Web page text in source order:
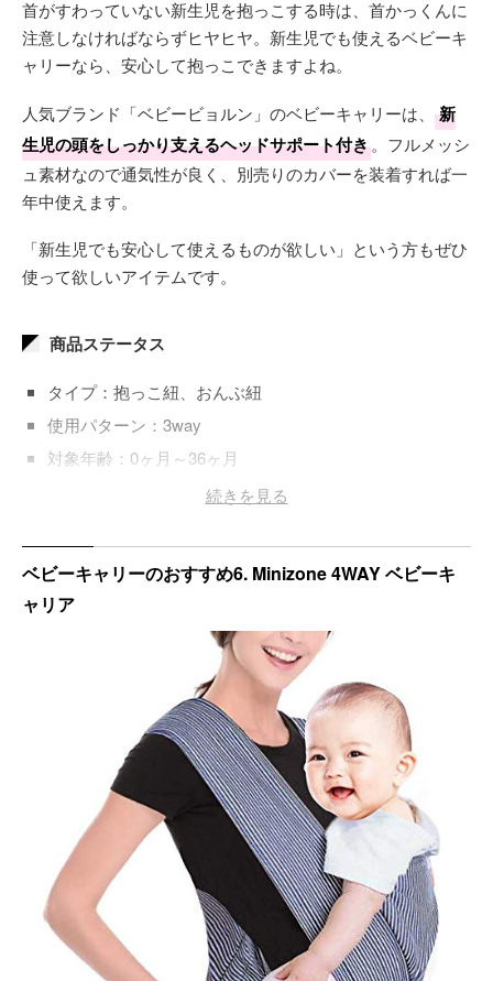
首がすわっていない新生児を抱っこする時は、首かっくんに
注意しなければならずヒヤヒヤ。新生児でも使えるベビーキ
ャリーなら、安心して抱っこできますよね。
人気ブランド「ベビービョルン」のベビーキャリーは、
新
生児の頭をしっかり支えるヘッドサポート付き。フルメッシ
ュ素材なので通気性が良く、別売りのカバーを装着すれば一
年中使えます。
「新生児でも安心して使えるものが欲しい」という方もぜひ
使って欲しいアイテムです。
商品ステータス
タイプ：抱っこ紐、おんぶ紐
使用パターン：3way
対象年齢：0ヶ月～36ヶ月
素材：ポリエステル、綿
洗濯可能：丸洗い可
ぱーりーピンク、ブラック
メーカー：ベビービョルン
続きを見る
ベビーキャリーのおすすめ6. Minizone 4WAY ベビーキ
ャリア